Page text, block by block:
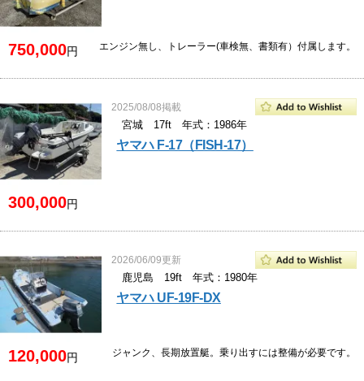
750,000円 エンジン無し、トレーラー(車検無、書類有）付属します。
2025/08/08掲載
宮城 17ft 年式：1986年
ヤマハ F-17（FISH-17）
300,000円
2026/06/09更新
鹿児島 19ft 年式：1980年
ヤマハ UF-19F-DX
120,000円 ジャンク、長期放置艇。乗り出すには整備が必要です。